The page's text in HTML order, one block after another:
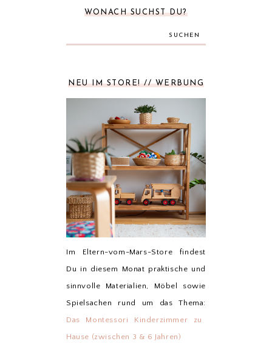
WONACH SUCHST DU?
SUCHEN
NEU IM STORE! // WERBUNG
Im Eltern-vom-Mars-Store findest
Du in diesem Monat praktische und
sinnvolle Materialien, Möbel sowie
Spielsachen rund um das Thema:
Das Montessori Kinderzimmer zu
Hause (zwischen 3 & 6 Jahren)